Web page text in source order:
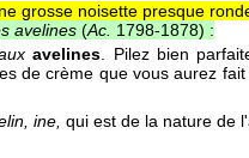
grosse noisette presque
avelines (Ac. 1798-1878) :
auxavelines. Pilez bien
de crème que vous aurez fait
ine, qui est de la nature de